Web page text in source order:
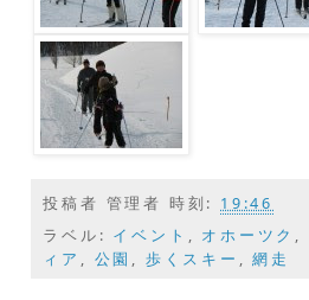
投稿者 管理者 時刻: 19:46
ラベル: イベント , オホーツク ,
ィア , 公園 , 歩くスキー ,網走